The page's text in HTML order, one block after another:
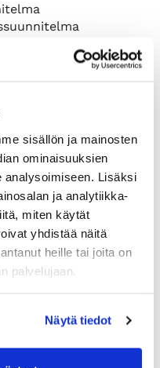
sisällön ja mainosten
ominaisuuksien
analysoimiseen. Lisäksi
ja analytiikka-
miten käytät
yhdistää näitä
heille tai joita on
palvelujaan.
Näytä tiedot
24 %.
alla olevasta
27.01.2023. Linkki
.
valitse